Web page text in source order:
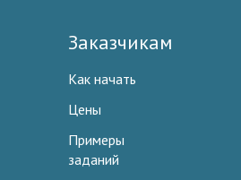
Заказчикам
Как начать
Цены
Примеры
заданий